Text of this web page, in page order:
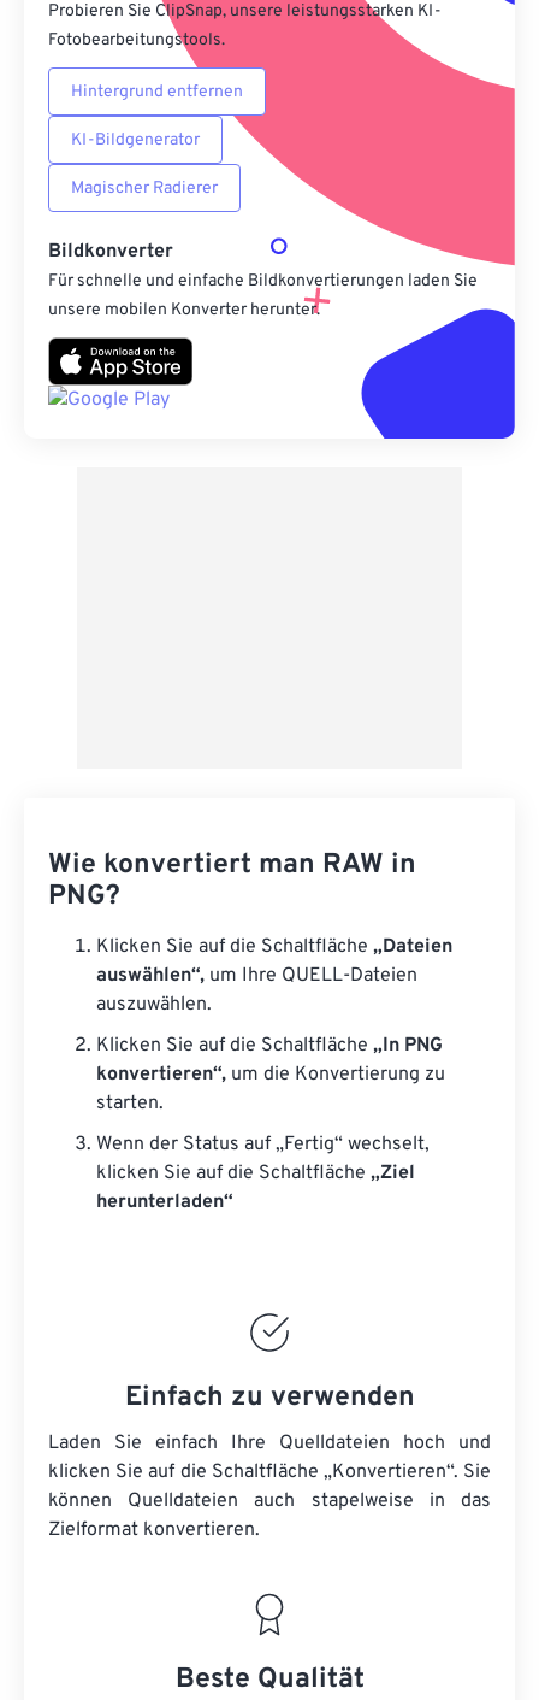
Probieren Sie ClipSnap, unsere leistungsstarken KI-
Fotobearbeitungstools.
Hintergrund entfernen
KI-Bildgenerator
Magischer Radierer
Bildkonverter
Für schnelle und einfache Bildkonvertierungen laden Sie
unsere mobilen Konverter herunter.
Wie konvertiert man RAW in
PNG?
Klicken Sie auf die Schaltfläche „Dateien
auswählen“, um Ihre QUELL-Dateien
auszuwählen.
Klicken Sie auf die Schaltfläche „In PNG
konvertieren“, um die Konvertierung zu
starten.
Wenn der Status auf „Fertig“ wechselt,
klicken Sie auf die Schaltfläche „Ziel
herunterladen“
Einfach zu verwenden
Laden Sie einfach Ihre Quelldateien hoch und
klicken Sie auf die Schaltfläche „Konvertieren“. Sie
können Quelldateien auch stapelweise in das
Zielformat konvertieren.
Beste Qualität